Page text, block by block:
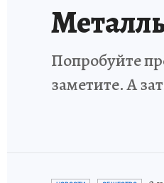
Попробуйте
заметите. А